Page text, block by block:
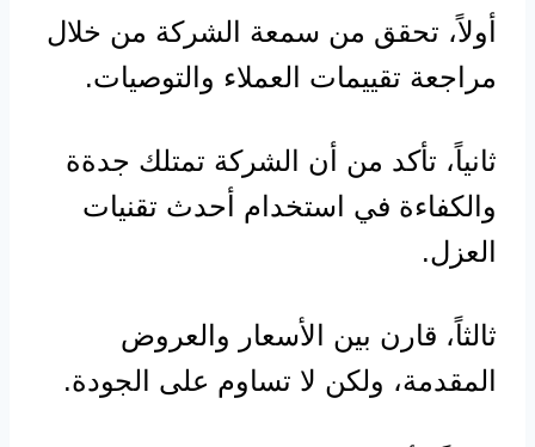
أولاً، تحقق من سمعة الشركة من خلال
مراجعة تقييمات العملاء والتوصيات.
ثانياً، تأكد من أن الشركة تمتلك جدةة
والكفاءة في استخدام أحدث تقنيات
العزل.
ثالثاً، قارن بين الأسعار والعروض
المقدمة، ولكن لا تساوم على الجودة.